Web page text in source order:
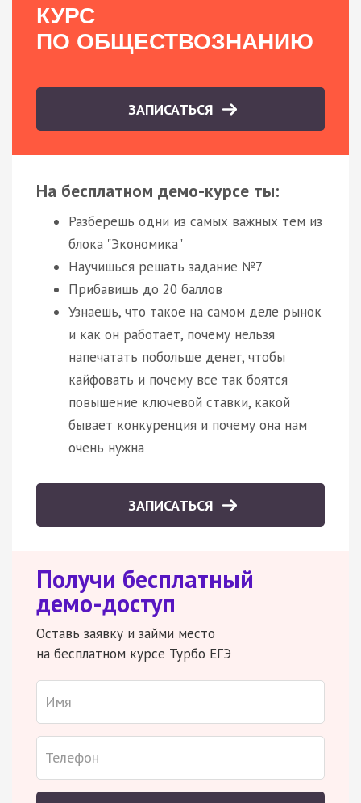
КУРС
ПО ОБЩЕСТВОЗНАНИЮ
ЗАПИСАТЬСЯ
На бесплатном демо-курсе ты:
Разберешь одни из самых важных тем из
блока "Экономика"
Научишься решать задание №7
Прибавишь до 20 баллов
Узнаешь, что такое на самом деле рынок
и как он работает, почему нельзя
напечатать побольше денег, чтобы
кайфовать и почему все так боятся
повышение ключевой ставки, какой
бывает конкуренция и почему она нам
очень нужна
ЗАПИСАТЬСЯ
Получи бесплатный
демо-доступ
Оставь заявку и займи место
на бесплатном курсе Турбо ЕГЭ